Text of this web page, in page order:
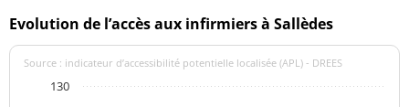
Evolution de l’accès aux infirmiers à Sallèdes
Source : indicateur d’accessibilité potentielle localisée (APL) - DREES
130